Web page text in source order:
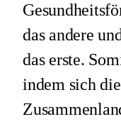
das andere
das erste.
indem sich